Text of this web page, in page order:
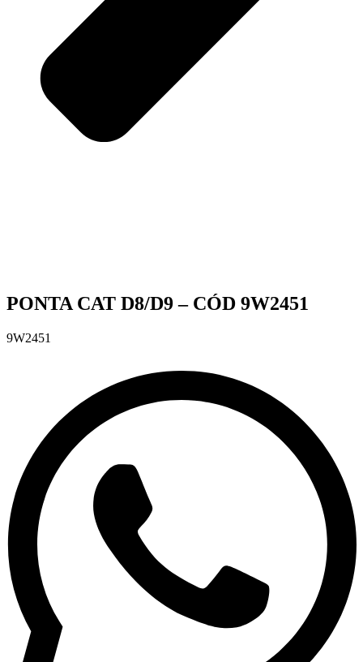
PONTA CAT D8/D9 – CÓD 9W2451
9W2451